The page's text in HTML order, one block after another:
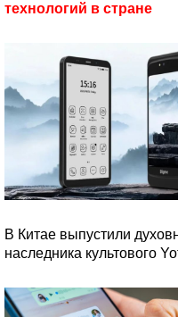
технологий в стране
В Китае выпустили
наследника культового